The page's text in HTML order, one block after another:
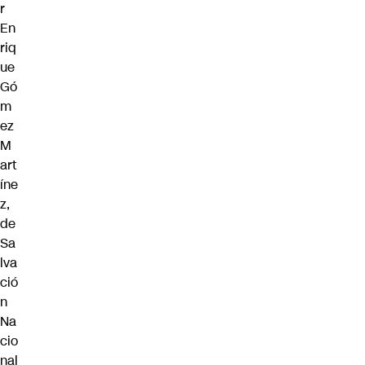
r
En
riq
ue
Gó
m
ez
M
art
íne
z,
de
Sa
lva
ció
n
Na
cio
nal